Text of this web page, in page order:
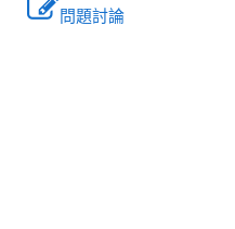
問題討論